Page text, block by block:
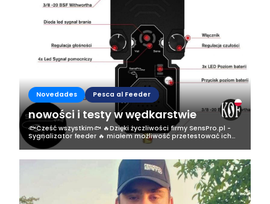
Novedades Pesca al Feeder
nowości i testy w wędkarstwie
🐟Cześć wszystkim🐟 🔥Dzięki życzliwości firmy SensPro.pl -
Sygnalizator feeder 🔥 miałem możliwość przetestować ich
produkt a mianowicie sygnalizator do feedera✅️ 🐟✅️Miałem
dwa tygodnie na testy a...